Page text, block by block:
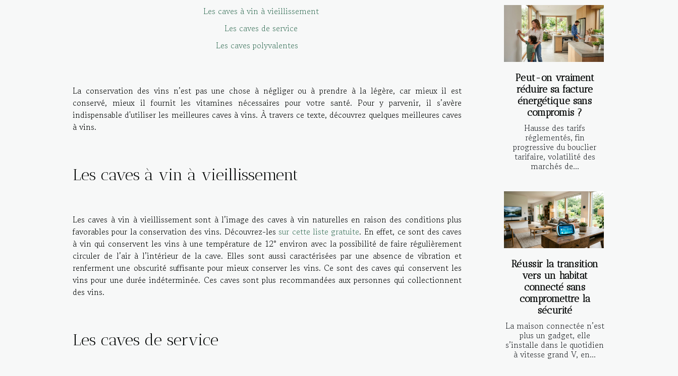
Les caves à vin à vieillissement
Les caves de service
Les caves polyvalentes
La conservation des vins n’est pas une chose à négliger ou à prendre à la légère, car mieux il est
conservé, mieux il fournit les vitamines nécessaires pour votre santé. Pour y parvenir, il s’avère
indispensable d'utiliser les meilleures caves à vins. À travers ce texte, découvrez quelques meilleures caves
à vins.
Les caves à vin à vieillissement
Les caves à vin à vieillissement sont à l’image des caves à vin naturelles en raison des conditions plus
favorables pour la conservation des vins. Découvrez-lessur cette liste gratuite. En effet, ce sont des caves
à vin qui conservent les vins à une température de 12° environ avec la possibilité de faire régulièrement
circuler de l’air à l’intérieur de la cave. Elles sont aussi caractérisées par une absence de vibration et
renferment une obscurité suffisante pour mieux conserver les vins. Ce sont des caves qui conservent les
vins pour une durée indéterminée. Ces caves sont plus recommandées aux personnes qui collectionnent
des vins.
Les caves de service
Peut-on vraiment
réduire sa facture
énergétique sans
compromis ?
Hausse des tarifs
réglementés, fin
progressive du bouclier
tarifaire, volatilité des
marchés de...
Réussir la transition
vers un habitat
connecté sans
compromettre la
sécurité
La maison connectée n’est
plus un gadget, elle
s’installe dans le quotidien
à vitesse grand V, en...